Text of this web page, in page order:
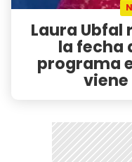
Laura Ubfal
la fecha
programa
viene